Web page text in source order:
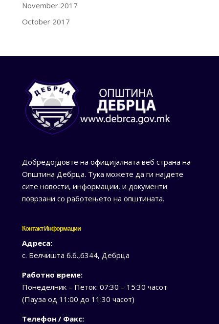
November 2017
October 2017
Добредојдовте на официјалната веб страна на
Општина Дебрца. Тука можете да ги најдете
сите новости, информации, и документи
поврзани со работењето на општината.
Контакт Информации
Адреса:
с. Белчишта б.б.,6344, Дебрца
Работно време:
Понеделник – Петок: 07:30 – 15:30 часот
(Пауза од 11:00 до 11:30 часот)
Телефон / Факс: